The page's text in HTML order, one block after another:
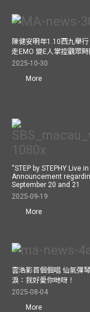
陳健安明年1.10西九舉
走EMO 變E人掌控觀眾
2025-10-30
More
“STEP by STEPHY Live
Announcement
September 20 and 21
2025-09-19
More
雲浩影首個個唱 仙氣彈
淚：我好愛你哋呀！
2025-08-04
More